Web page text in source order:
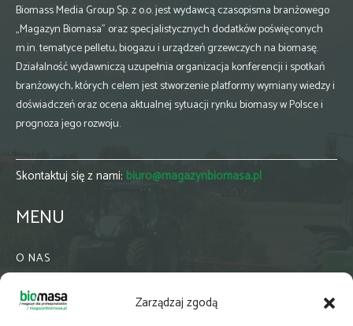
Zarządzaj zgodą
Biomass Media Group Sp. z o.o. jest wydawcą czasopisma branżowego
„Magazyn Biomasa” oraz specjalistycznych dodatków poświęconych
m.in. tematyce pelletu, biogazu i urządzeń grzewczych na biomasę.
Działalność wydawniczą uzupełnia organizacja konferencji i spotkań
branżowych, których celem jest stworzenie platformy wymiany wiedzy i
doświadczeń oraz ocena aktualnej sytuacji rynku biomasy w Polsce i
prognoza jego rozwoju.
Skontaktuj się z nami: biuro@magazynbiomasa.pl
MENU
O NAS
WSPÓŁPRACA